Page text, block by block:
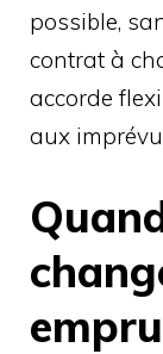
possible,
contrat à
accorde
aux